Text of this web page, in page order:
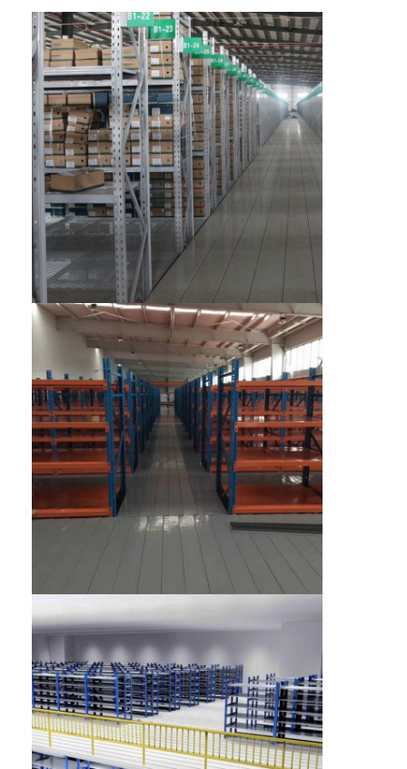
Σχετικά με εμάς
Επισκεψή εργοστασίου
Έλεγχος Ποιότητας
Επικοινωνήστε μαζί μας
Ειδήσεις
Υποθέσεις
Ζητήστε Προσφορά
βασανισμός παλετών αποθηκών εμπορευμάτων
Ράφι αποθήκευσης αποθηκών εμπορευμάτων
Εμφάνιση σε σούπερ μάρκετ
Πρόβολο Racking
Push Back Racking
πολύ στενό διαδρόμου
Ράφι με ημιώθιο
Πλατφόρμα δομών χάλυβα
HDPE πλαστική παλέτα